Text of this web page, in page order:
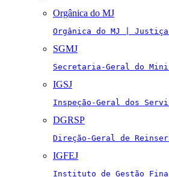
Orgânica do MJ
Orgânica do MJ |
SGMJ
Secretaria-Geral do
IGSJ
Inspeção-Geral dos
DGRSP
Direção-Geral de
IGFEJ
Instituto de Gestão